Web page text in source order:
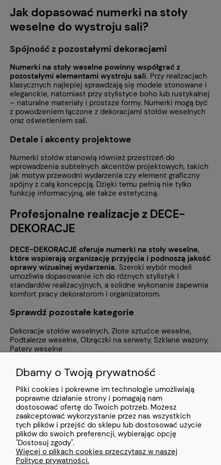
Jak dopasować numerki na stoły
weselne do wystroju sali?
Spójność z pozostałymi dekoracjami
Numerki na stoły weselne powinny współgrać z
pozostałymi elementami wystroju sali. Przy realizacjach
klasycznych najlepiej sprawdzają się modele stonowane i
eleganckie, natomiast przy stylistyce boho lub rustykalnej
– naturalne materiały i prostsze formy. Numerki mogą być
z powodzeniem łączone z dekoracjami stołów weselnych
oraz oświetleniem sali.
Detale i akcenty projektowe
Numerki stołów stanowią również przestrzeń do
wprowadzenia subtelnych akcentów projektowych, takich
jak motyw przewodni wydarzenia czy element graficzny
spójny z całą koncepcją. Dzięki temu pełnią nie tylko
funkcję informacyjną, ale także estetyczną.
Profesjonalne realizacje z DECE-
DEKORACJE
DECE-DEKORACJE oferuje numerki na stoły weselne,
które wspierają organizację przyjęcia i podnoszą jakość
oprawy wizualnej wydarzenia. Szeroki wybór modeli
umożliwia dopasowanie ich do różnych stylistyk i
standardów realizacyjnych, a solidne wykonanie zapewnia
komfort pracy dekoratorom i organizatorom.
Sprawdź pozostałe kategorie
Dekoracje stołów weselnych, Złote sztućce weselne,
Podtalerze weselne, Obrączki na serwety, Szklane wazony,
Patery weselne
POMOC
MOJE KONTO
INFORMACJE
Dbamy o Twoją prywatność
Pliki cookies i pokrewne im technologie umożliwiają
poprawne działanie strony i pomagają nam
dostosować ofertę do Twoich potrzeb. Możesz
zaakceptować wykorzystanie przez nas wszystkich
tych plików i przejść do sklepu lub dostosować użycie
plików do swoich preferencji, wybierając opcję
"Dostosuj zgody".
Więcej o plikach cookies przeczytasz w naszej
Polityce prywatności.